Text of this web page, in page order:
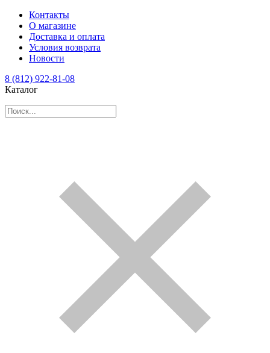
Контакты
О магазине
Доставка и оплата
Условия возврата
Новости
8 (812) 922-81-08
Каталог